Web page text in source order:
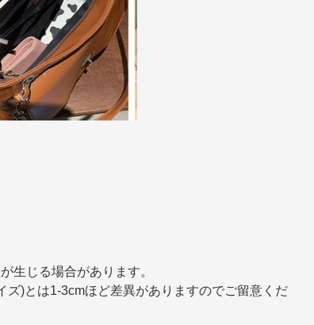
生じる場合があります。
)とは1-3cmほど差異がありますのでご留意くだ